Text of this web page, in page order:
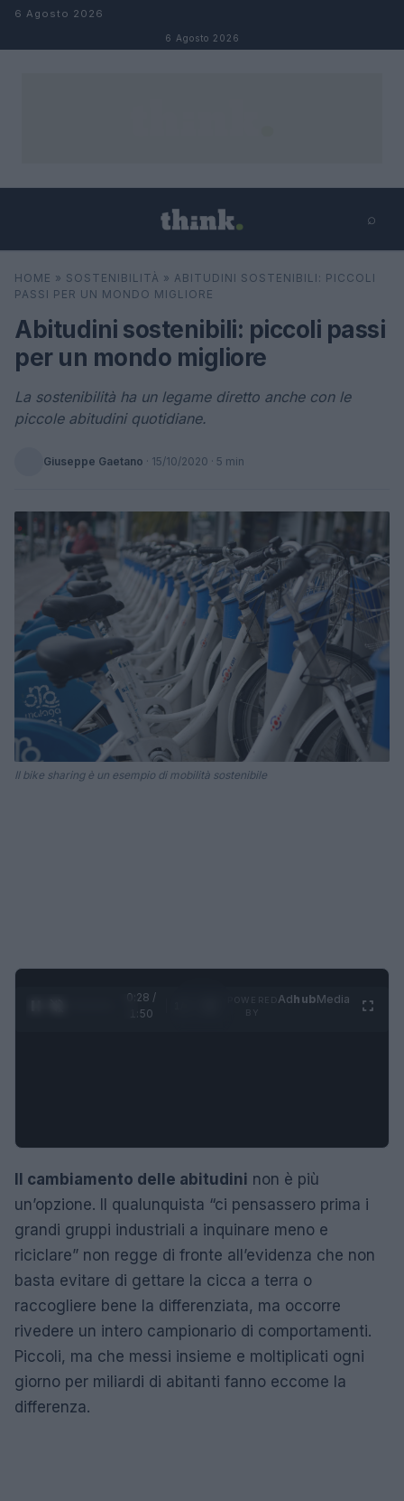
Salta al contenuto
6 Agosto 2026
6 Agosto 2026
⌕
Cerca ⌕ ×
HOME » SOSTENIBILITÀ » ABITUDINI SOSTENIBILI: PICCOLI
PASSI PER UN MONDO MIGLIORE
Abitudini sostenibili: piccoli passi
per un mondo migliore
La sostenibilità ha un legame diretto anche con le
piccole abitudini quotidiane.
Giuseppe Gaetano · 15/10/2020 · 5 min
Il bike sharing è un esempio di mobilità sostenibile
0:29 /
1:50
AdhubMedia
Il cambiamento delle abitudini non è più
un’opzione. Il qualunquista “ci pensassero prima i
grandi gruppi industriali a inquinare meno e
riciclare” non regge di fronte all’evidenza che non
basta evitare di gettare la cicca a terra o
raccogliere bene la differenziata, ma occorre
rivedere un intero campionario di comportamenti.
Piccoli, ma che messi insieme e moltiplicati ogni
giorno per miliardi di abitanti fanno eccome la
differenza.